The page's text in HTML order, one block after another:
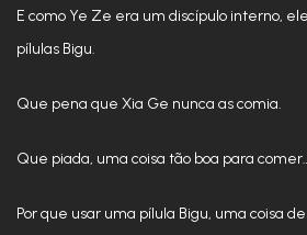
E como Ye Ze era um discípulo interno,
pílulas Bigu.
Que pena que Xia Ge nunca as comia.
Que piada, uma coisa tão boa para
Por que usar uma pílula Bigu, uma coisa